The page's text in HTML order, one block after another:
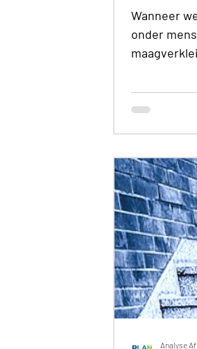
Wanneer
onder
moeten
gebruikt,
opiaten na
sleeve,
ervaringen
meer
Analyse